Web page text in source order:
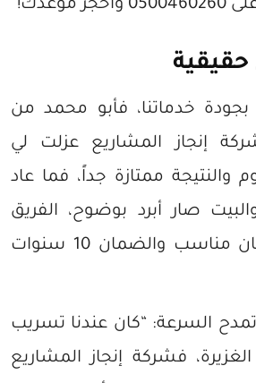
حقيقية
خدماتنا، فأبو محمد من
إنجاز المشاريع عزلت لي
والنتيجة ممتازة جداً، فما عاد
صار أبرد بوضوح، الفريق
محترف والسعر كان مناسب والضمان 10 سنوات
السرعة: “كان عندنا تسريب
فشركة إنجاز المشاريع